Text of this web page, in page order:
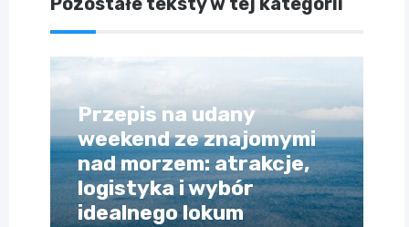
Przepis na udany
weekend ze znajomymi
nad morzem: atrakcje,
logistyka i wybór
idealnego lokum